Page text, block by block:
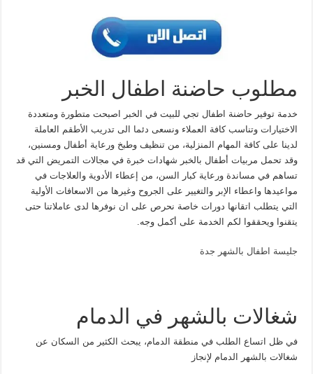
مطلوب حاضنة اطفال الخبر
خدمة توفير حاضنة اطفال تجي للبيت في الخبر اصبحت متطورة ومتعددة
الاختيارات وتناسب كافة العملاء ونسعى دئما الى تدريب الأطقم العاملة
لدينا على كافة المهام المنزلية، من تنظيف وطبخ ورعاية أطفال ومسنين،
وقد تحمل مربيات أطفال بالخبر شهادات خبرة في مجالات التمريض التي قد
تساهم في مساندة ورعاية كبار السن، من إعطاء الأدوية والعلاجات في
مواعيدها واعطاء الإبر والتغيير على الجروح وغيرها من الاسعافات الأولية
التي يتطلب اتقانها دورات خاصة نحرص على ان نوفرها لدى عاملاتنا حتى
يتقنوا ويحققوا لكم الخدمة على أكمل وجه.
جليسة اطفال بالشهر جدة
شغالات بالشهر في الدمام
في ظل اتساع الطلب في منطقة الدمام، يبحث الكثير من السكان عن
شغالات بالشهر الدمام لإنجاز